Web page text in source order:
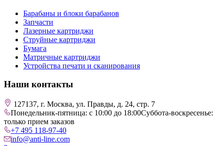
Барабаны и блоки барабанов
Запчасти
Лазерные картриджи
Струйные картриджи
Бумага
Матричные картриджи
Устройства печати и сканирования
Наши контакты
127137, г. Москва, ул. Правды, д. 24, стр. 7
Понедельник-пятница: с 10:00 до 18:00Суббота-воскресенье:
только прием заказов
+7 495 118-97-40
info@anti-line.com